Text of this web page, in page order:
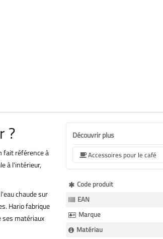
?
fait référence à
à l'intérieur,
chaude sur
Hario fabrique
ses matériaux
Découvrir plus
Accessoires pour le café
Plus
d’information
Code produit
EAN
Marque
Matériau